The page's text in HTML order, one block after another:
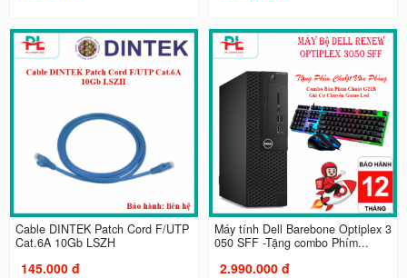
Cable DINTEK Patch Cord F/UTP
Cat.6A 10Gb LSZH
145.000 đ
Máy tính Dell Barebone Optiplex 3
050 SFF -Tặng combo Phím...
2.990.000 đ